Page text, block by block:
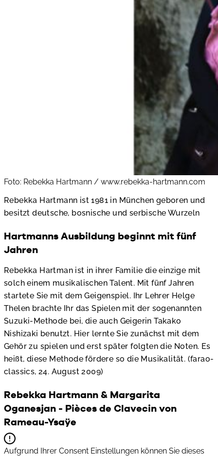
Foto: Rebekka Hartmann / www.rebekka-hartmann.com
Rebekka Hartmann ist 1981 in München geboren und
besitzt deutsche, bosnische und serbische Wurzeln
Hartmanns Ausbildung beginnt mit fünf
Jahren
Rebekka Hartman ist in ihrer Familie die einzige mit
solch einem musikalischen Talent. Mit fünf Jahren
startete Sie mit dem Geigenspiel. Ihr Lehrer Helge
Thelen brachte Ihr das Spielen mit der sogenannten
Suzuki-Methode bei, die auch Geigerin Takako
Nishizaki benutzt. Hier lernte Sie zunächst mit dem
Gehör zu spielen und erst später folgten die Noten. Es
heißt, diese Methode fördere so die Musikalität. (farao-
classics, 24. August 2009)
Rebekka Hartmann & Margarita
Oganesjan - Pièces de Clavecin von
Rameau-Ysaÿe
Aufgrund Ihrer Consent Einstellungen können Sie dieses